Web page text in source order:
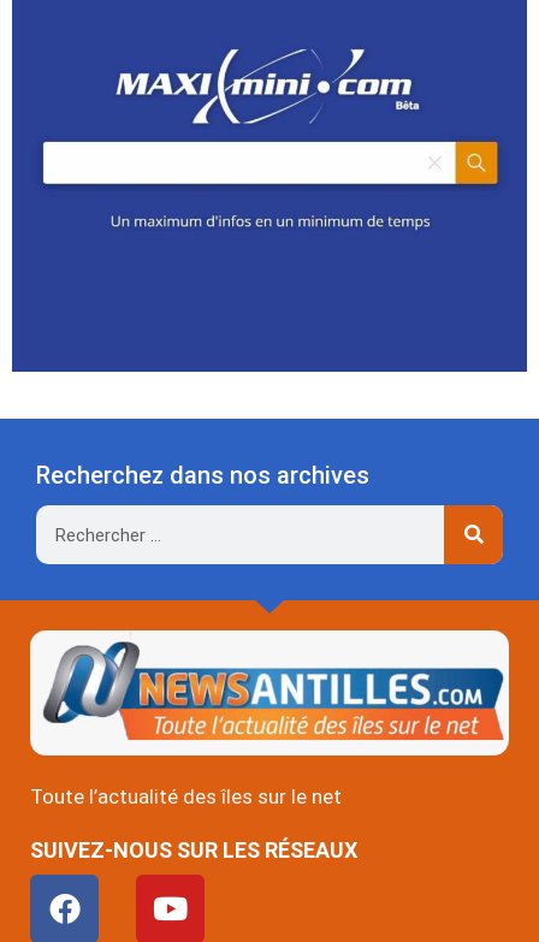
Recherchez dans nos archives
Rechercher
Toute l’actualité des îles sur le net
SUIVEZ-NOUS SUR LES RÉSEAUX
F
a
Y
o